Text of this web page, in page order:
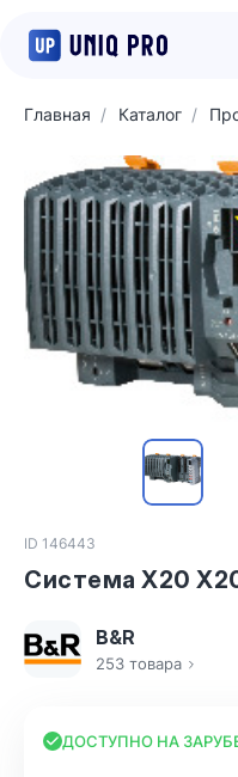
Главная Каталог
ID 146443
Система X20
B&R
253 товара
ДОСТУПНО НА